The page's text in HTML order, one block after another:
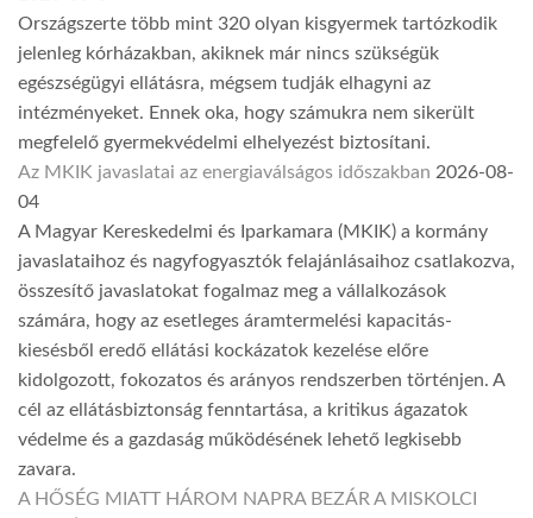
Országszerte több mint 320 olyan kisgyermek tartózkodik
jelenleg kórházakban, akiknek már nincs szükségük
egészségügyi ellátásra, mégsem tudják elhagyni az
intézményeket. Ennek oka, hogy számukra nem sikerült
megfelelő gyermekvédelmi elhelyezést biztosítani.
Az MKIK javaslatai az energiaválságos időszakban 2026-08-
04
A Magyar Kereskedelmi és Iparkamara (MKIK) a kormány
javaslataihoz és nagyfogyasztók felajánlásaihoz csatlakozva,
összesítő javaslatokat fogalmaz meg a vállalkozások
számára, hogy az esetleges áramtermelési kapacitás-
kiesésből eredő ellátási kockázatok kezelése előre
kidolgozott, fokozatos és arányos rendszerben történjen. A
cél az ellátásbiztonság fenntartása, a kritikus ágazatok
védelme és a gazdaság működésének lehető legkisebb
zavara.
A HŐSÉG MIATT HÁROM NAPRA BEZÁR A MISKOLCI